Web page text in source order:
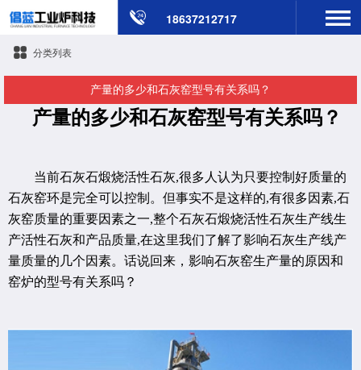
18637212717
分类列表
产量的多少和石灰窑型号有关系吗？
产量的多少和石灰窑型号有关系吗？
当前石灰石煅烧活性石灰,很多人认为只要控制好质量的
石灰窑环是完全可以控制。但事实不是这样的,有很多因素,石
灰窑质量的重要因素之一,整个石灰石煅烧活性石灰生产线生
产活性石灰和产品质量,在这里我们了解了影响石灰生产线产
量质量的几个因素。话说回来，影响石灰窑生产量的原因和
窑炉的型号有关系吗？